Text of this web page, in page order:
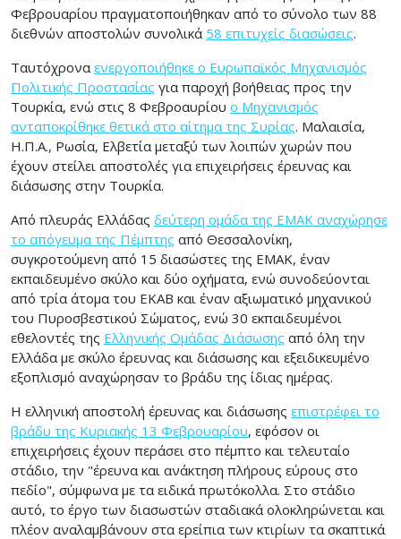
Φεβρουαρίου πραγματοποιήθηκαν από το σύνολο των 88
διεθνών αποστολών συνολικά 58 επιτυχείς διασώσεις.
Ταυτόχροναενεργοποιήθηκε ο Ευρωπαϊκός Μηχανισμός
Πολιτικής Προστασίας για παροχή βοήθειας προς την
Τουρκία, ενώ στις 8 Φεβροαυρίου ο Μηχανισμός
ανταποκρίθηκε θετικά στο αίτημα της Συρίας. Μαλαισία,
Η.Π.Α., Ρωσία, Ελβετία μεταξύ των λοιπών χωρών που
έχουν στείλει αποστολές για επιχειρήσεις έρευνας και
διάσωσης στην Τουρκία.
Από πλευράς Ελλάδας δεύτερη ομάδα της ΕΜΑΚ αναχώρησε
το απόγευμα της Πέμπτης από Θεσσαλονίκη,
συγκροτούμενη από 15 διασώστες της ΕΜΑΚ, έναν
εκπαιδευμένο σκύλο και δύο οχήματα, ενώ συνοδεύονται
από τρία άτομα του ΕΚΑΒ και έναν αξιωματικό μηχανικού
του Πυροσβεστικού Σώματος, ενώ 30 εκπαιδευμένοι
εθελοντές της Ελληνικής Ομάδας Διάσωσης από όλη την
Ελλάδα με σκύλο έρευνας και διάσωσης και εξειδικευμένο
εξοπλισμό αναχώρησαν το βράδυ της ίδιας ημέρας.
Η ελληνική αποστολή έρευνας και διάσωσης επιστρέφει το
βράδυ της Κυριακής 13 Φεβρουαρίου, εφόσον οι
επιχειρήσεις έχουν περάσει στο πέμπτο και τελευταίο
στάδιο, την "έρευνα και ανάκτηση πλήρους εύρους στο
πεδίο", σύμφωνα με τα ειδικά πρωτόκολλα. Στο στάδιο
αυτό, το έργο των διασωστών σταδιακά ολοκληρώνεται και
πλέον αναλαμβάνουν στα ερείπια των κτιρίων τα σκαπτικά